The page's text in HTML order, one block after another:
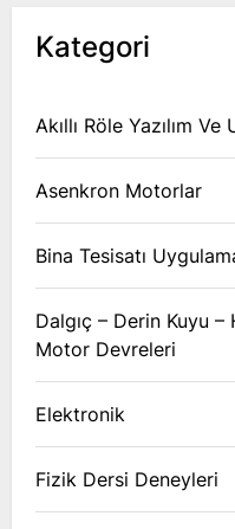
Kategori
Akıllı Röle Yazılım Ve
Asenkron Motorlar
Bina Tesisatı
Dalgıç – Derin Kuyu
Motor Devreleri
Elektronik
Fizik Dersi Deneyleri